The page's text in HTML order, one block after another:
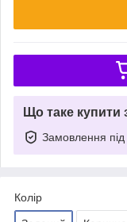
Що таке купити
Замовлення під
Колір